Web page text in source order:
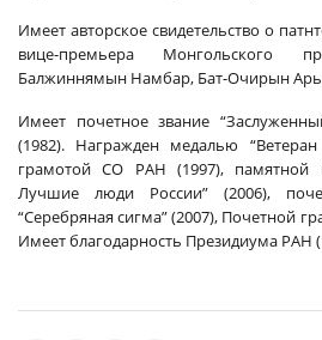
Имеет авторское свидетельство о
вице-премьера Монгольского
Балжиннямын Намбар, Бат-Очирын
Имеет почетное звание
(1982). Награжден медалью
грамотой СО РАН (1997), памятной
Лучшие люди России” (2006),
“Серебряная сигма” (2007), Почетной
Имеет благодарность Президиума РАН